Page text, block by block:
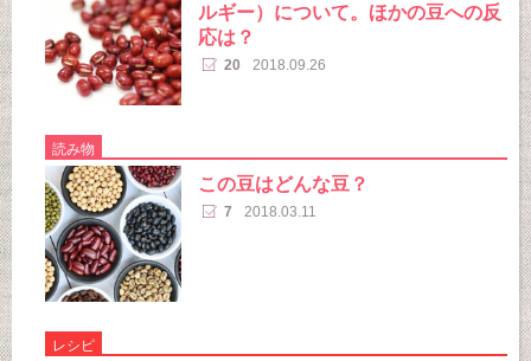
ルギー）について。ほかの豆への反
応は？
20 2018.09.26
読み物
この豆はどんな豆？
7 2018.03.11
レシピ